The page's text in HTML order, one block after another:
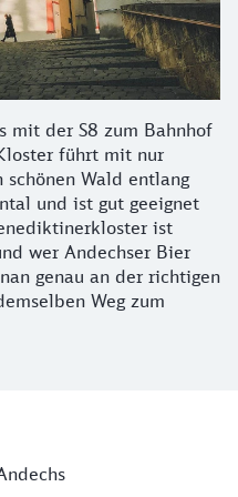
mit der S8 zum Bahnhof
führt mit nur
schönen Wald entlang
und ist gut geeignet
ist
wer Andechser Bier
genau an der richtigen
Weg zum